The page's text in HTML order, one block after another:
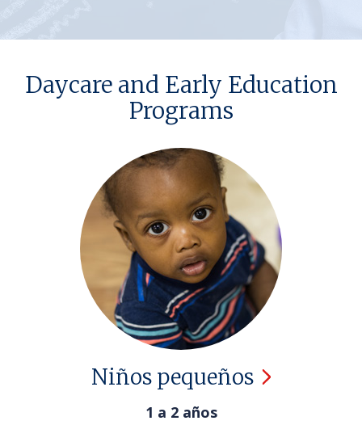
Daycare and Early Education
Programs
Niños pequeños
1 a 2 años